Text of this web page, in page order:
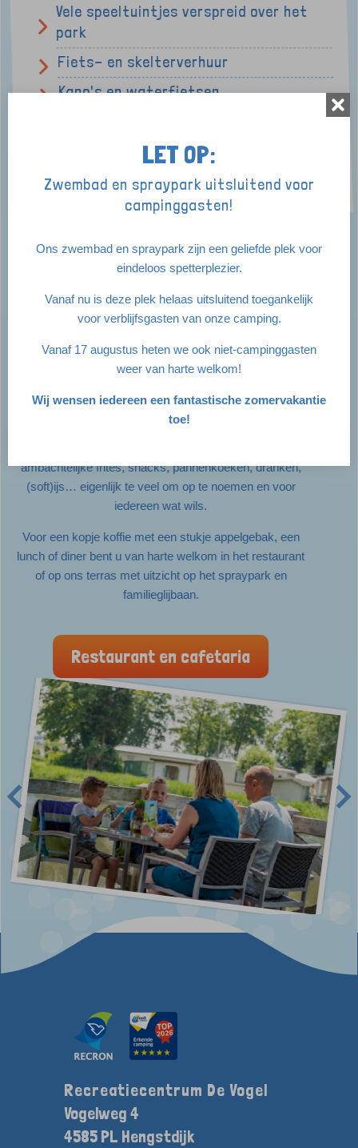
LET OP:
Zwembad en spraypark uitsluitend voor
campinggasten!
Ons zwembad en spraypark zijn een geliefde plek voor
eindeloos spetterplezier.
Vanaf nu is deze plek helaas uitsluitend toegankelijk
voor verblijfsgasten van onze camping.
Vanaf 17 augustus heten we ook niet-campinggasten
weer van harte welkom!
Wij wensen iedereen een fantastische zomervakantie
toe!
Vele speeltuintjes verspreid over het
park
Fiets- en skelterverhuur
Kano's en waterfietsen
Interactieve voetbalmuur
Kinderboerderij
Bekijk de openingstijden
Eten & drinken
ambachtelijke frites, snacks, pannenkoeken, dranken,
(soft)ijs… eigenlijk te veel om op te noemen en voor
iedereen wat wils.
Voor een kopje koffie met een stukje appelgebak, een
lunch of diner bent u van harte welkom in het restaurant
of op ons terras met uitzicht op het spraypark en
familieglijbaan.
Restaurant en cafetaria
Recreatiecentrum De Vogel
Vogelweg 4
4585 PL Hengstdijk